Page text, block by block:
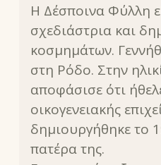
Η Δέσποινα Φύλλη
σχεδιάστρια και
κοσμημάτων.
στη Ρόδο. Στην
αποφάσισε ότι
οικογενειακής
δημιουργήθηκε το
πατέρα της.